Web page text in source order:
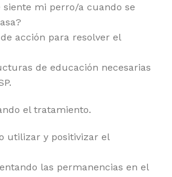
siente mi perro/a cuando se
acción para resolver el
de educación necesarias
el tratamiento.
utilizar y positivizar el
las permanencias en el